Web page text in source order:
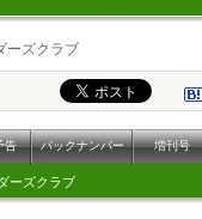
ーズクラブ
告 バックナンバー 増刊号
ーズクラブ